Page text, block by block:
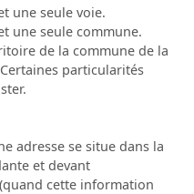
une seule voie.
une seule commune.
de la commune de la
particularités
adresse se situe dans la
et devant
cette information